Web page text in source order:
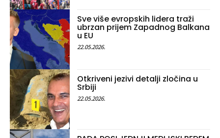
Sve više evropskih lidera traži
ubrzan prijem Zapadnog Balkana
u EU
22.05.2026.
Otkriveni jezivi detalji zločina u
Srbiji
22.05.2026.